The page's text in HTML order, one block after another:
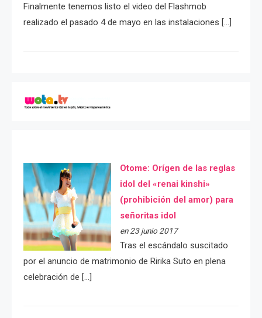
Finalmente tenemos listo el video del Flashmob
realizado el pasado 4 de mayo en las instalaciones […]
Otome: Orígen de las reglas
idol del «renai kinshi»
(prohibición del amor) para
señoritas idol
en 23 junio 2017
Tras el escándalo suscitado
por el anuncio de matrimonio de Ririka Suto en plena
celebración de […]